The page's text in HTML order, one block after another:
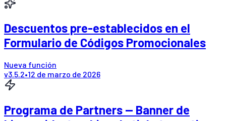
Descuentos pre-establecidos en el
Formulario de Códigos Promocionales
Nueva función
v3.5.2•12 de marzo de 2026
Programa de Partners — Banner de